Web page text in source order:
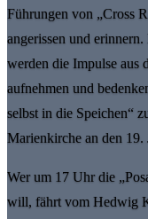
Führungen von „Cross
angerissen und
werden die Impulse aus
aufnehmen und
selbst in die Speichen“
Marienkirche an den
Wer um 17 Uhr die
will, fährt vom Hedwig